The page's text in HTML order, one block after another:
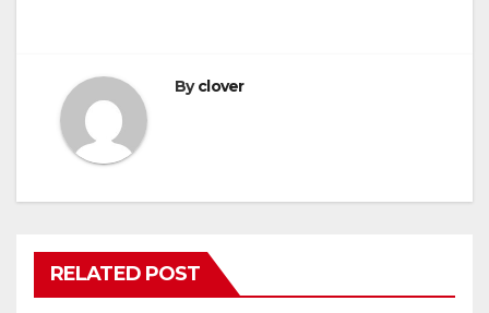
ビ
ゲ
ー
シ
ョ
ン
Byclover
RELATED POST